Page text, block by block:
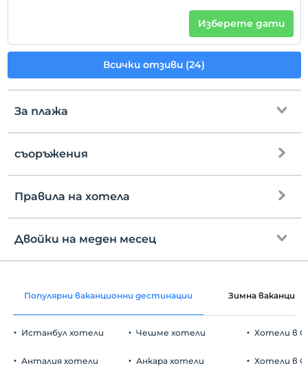
Изберете дати
Всички отзиви (24)
За плажа
до плажа
съоръжения
Безплатно wifi
Правила на хотела
настаняване
След 14:00
Разгледайте
домашен любимец
стаи за непушачи
деца
Двойки на меден месец
декорация на стаята
Популярни ваканционни дестинации Зимна ваканция
Истанбул хотели
Анталия хотели
Чешме хотели
Анкара хотели
Хотели в
Хотели в